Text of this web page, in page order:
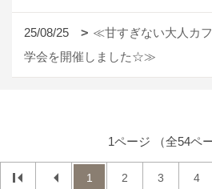
25/08/25
≪甘すぎない大人カ
学会を開催しました☆≫
1ページ （全54ペ
1 2 3 4